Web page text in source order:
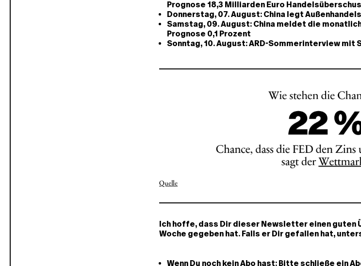
Prognose 18,3 Milliarden Euro
Donnerstag, 07. August: China legt
Samstag, 09. August: China meldet die
Prognose 0,1 Prozent
Sonntag, 10. August: ARD-Sommerinterview mit
Quelle
Ich hoffe, dass Dir dieser Newsletter einen guten
Woche gegeben hat. Falls er Dir gefallen hat,
Wenn Du noch kein Abo hast: Bitte schließe ein